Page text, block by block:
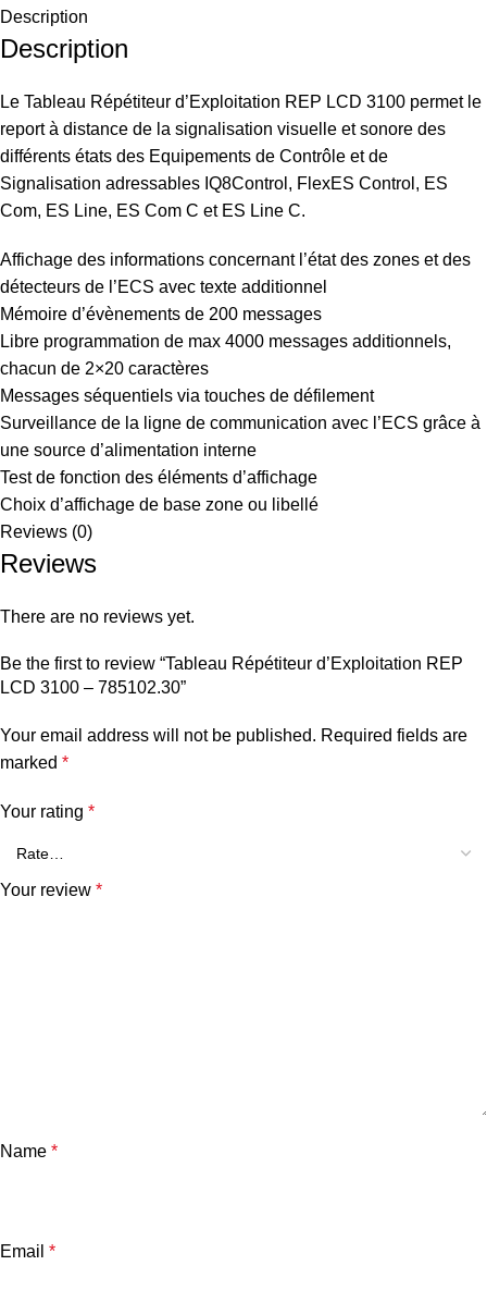
Description
Description
Le Tableau Répétiteur d’Exploitation REP LCD 3100 permet le
report à distance de la signalisation visuelle et sonore des
différents états des Equipements de Contrôle et de
Signalisation adressables IQ8Control, FlexES Control, ES
Com, ES Line, ES Com C et ES Line C.
Affichage des informations concernant l’état des zones et des
détecteurs de l’ECS avec texte additionnel
Mémoire d’évènements de 200 messages
Libre programmation de max 4000 messages additionnels,
chacun de 2×20 caractères
Messages séquentiels via touches de défilement
Surveillance de la ligne de communication avec l’ECS grâce à
une source d’alimentation interne
Test de fonction des éléments d’affichage
Choix d’affichage de base zone ou libellé
Reviews (0)
Reviews
There are no reviews yet.
Be the first to review “Tableau Répétiteur d’Exploitation REP
LCD 3100 – 785102.30”
Your email address will not be published. Required fields are
marked *
Your rating *
Your review *
Name *
Email *